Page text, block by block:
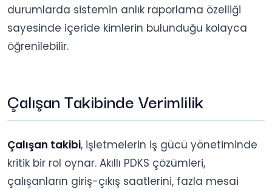
durumlarda sistemin anlık raporlama özelliği
sayesinde içeride kimlerin bulunduğu kolayca
öğrenilebilir.
Çalışan Takibinde Verimlilik
Çalışan takibi, işletmelerin iş gücü yönetiminde
kritik bir rol oynar. Akıllı PDKS çözümleri,
çalışanların giriş-çıkış saatlerini, fazla mesai